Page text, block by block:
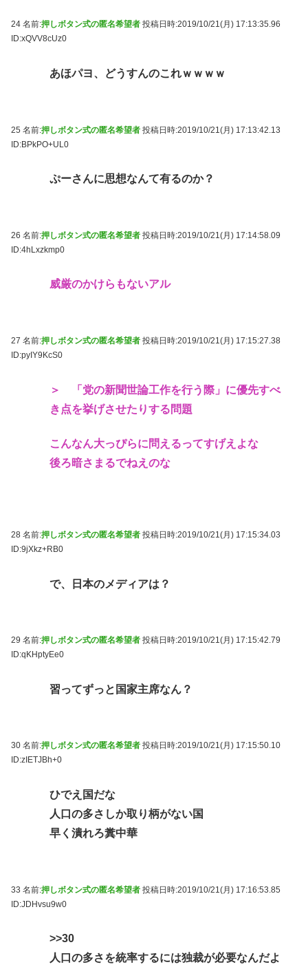
24 名前:押しボタン式の匿名希望者 投稿日時:2019/10/21(月) 17:13:35.96
ID:xQVV8cUz0
あほパヨ、どうすんのこれｗｗｗｗ
25 名前:押しボタン式の匿名希望者 投稿日時:2019/10/21(月) 17:13:42.13
ID:BPkPO+UL0
ぷーさんに思想なんて有るのか？
26 名前:押しボタン式の匿名希望者 投稿日時:2019/10/21(月) 17:14:58.09
ID:4hLxzkmp0
威厳のかけらもないアル
27 名前:押しボタン式の匿名希望者 投稿日時:2019/10/21(月) 17:15:27.38
ID:pyIY9KcS0
＞ 「党の新聞世論工作を行う際」に優先すべ
き点を挙げさせたりする問題
こんなん大っぴらに問えるってすげえよな
後ろ暗さまるでねえのな
28 名前:押しボタン式の匿名希望者 投稿日時:2019/10/21(月) 17:15:34.03
ID:9jXkz+RB0
で、日本のメディアは？
29 名前:押しボタン式の匿名希望者 投稿日時:2019/10/21(月) 17:15:42.79
ID:qKHptyEe0
習ってずっと国家主席なん？
30 名前:押しボタン式の匿名希望者 投稿日時:2019/10/21(月) 17:15:50.10
ID:zIETJBh+0
ひでえ国だな
人口の多さしか取り柄がない国
早く潰れろ糞中華
33 名前:押しボタン式の匿名希望者 投稿日時:2019/10/21(月) 17:16:53.85
ID:JDHvsu9w0
>>30
人口の多さを統率するには独裁が必要なんだよ